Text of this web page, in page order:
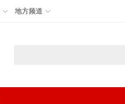
地方频道